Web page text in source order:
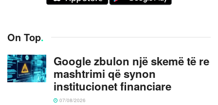
On Top.
Google zbulon një skemë të re
mashtrimi që synon
institucionet financiare
07/08/2026